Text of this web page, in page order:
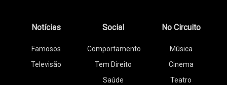
Notícias
Famosos
Televisão
Social
Comportamento
Tem Direito
Saúde
No Circuito
Música
Cinema
Teatro